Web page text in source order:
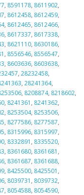
, 8591178, 8611902,
, 8612458, 8612459,
, 8612465, 8612466,
, 8617337, 8617338,
, 8621110, 8630186,
, 8556546, 8556547,
, 8603636, 8603638,
, 28232458,
, 28241364,
, 8208874, 8218602,
, 8241361 , 8241362,
, 8253504, 8253506,
, 8277586, 8277587,
, 8315996, 8315997,
, 8332891 , 8335520,
, 8361680, 8361681 ,
, 8361687, 8361688,
, 8425500, 8425501 ,
, 8039731 , 8039732,
, 8054588, 8054590,